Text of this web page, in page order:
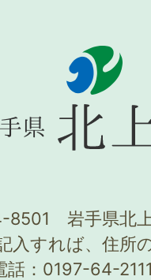
8501 岩手県北
入すれば、住所
話：0197-64-